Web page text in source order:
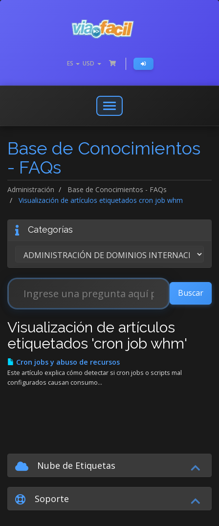
ES USD
Abrir
o
menú
de
Base de Conocimientos
- FAQs
Administración
Base de Conocimientos - FAQs
Visualización de artículos etiquetados cron job whm
Categorías
Visualización de artículos
etiquetados 'cron job whm'
Cron jobs y abuso de recursos
Este artículo explica cómo detectar si cron jobs o scripts mal
configurados causan consumo...
Nube de Etiquetas
Soporte